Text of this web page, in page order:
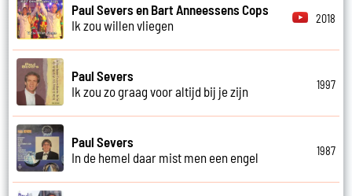
Paul Severs en Bart Anneessens Cops
Ik zou willen vliegen
2018
Paul Severs
Ik zou zo graag voor altijd bij je zijn
1997
Paul Severs
In de hemel daar mist men een engel
1987